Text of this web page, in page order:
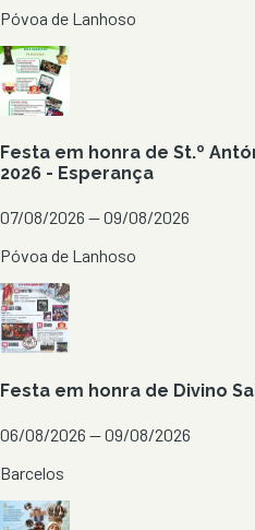
Póvoa de Lanhoso
Festa em honra de St.º
2026 - Esperança
07/08/2026 — 09/08/2026
Póvoa de Lanhoso
Festa em honra de Divino
06/08/2026 — 09/08/2026
Barcelos